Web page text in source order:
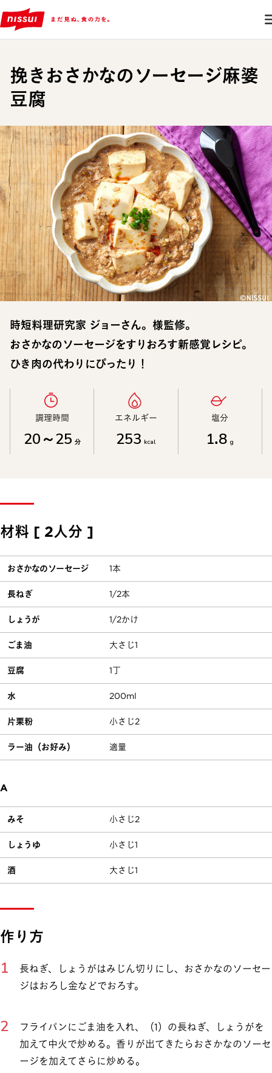
挽きおさかなのソーセージ麻婆
豆腐
時短料理研究家 ジョーさん。様監修。
おさかなのソーセージをすりおろす新感覚レシピ。
ひき肉の代わりにぴったり！
調理時間​
20～25 分
エネルギー​
253 kcal
塩分​
1.8 g
材料 [ 2人分 ]
おさかなのソーセージ 1本
長ねぎ 1/2本
しょうが 1/2かけ
ごま油 大さじ1
豆腐 1丁
水 200ml
片栗粉 小さじ2
ラー油（お好み） 適量
A
みそ 小さじ2
しょうゆ 小さじ1
酒 大さじ1
作り方
長ねぎ、しょうがはみじん切りにし、おさかなのソーセー
ジはおろし金などでおろす。
フライパンにごま油を入れ、（1）の長ねぎ、しょうがを
加えて中火で炒める。香りが出てきたらおさかなのソーセ
ージを加えてさらに炒める。